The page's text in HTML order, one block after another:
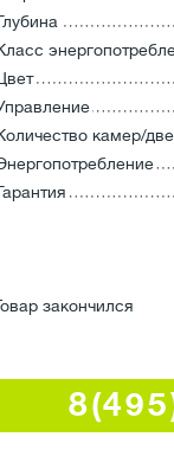
камер/
закончился